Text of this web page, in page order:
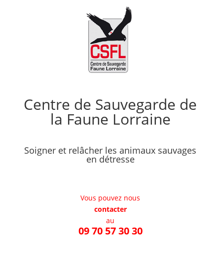
Centre de Sauvegarde de
la Faune Lorraine
Soigner et relâcher les animaux sauvages
en détresse
Vous pouvez nous
contacter
au
09 70 57 30 30